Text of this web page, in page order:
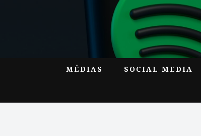
MÉDIAS SOCIAL MEDIA